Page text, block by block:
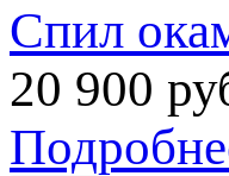
Спил
20 900